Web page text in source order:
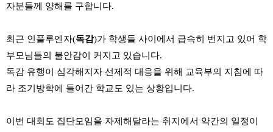
자분들께 양해를 구합니다.
최근 인플루엔자(독감)가 학생들 사이에서 급속히 번지고 있어 학
부모님들의 불안감이 커지고 있습니다.
독감 유행이 심각해지자 선제적 대응을 위해 교육부의 지침에 따
라 조기방학에 들어간 학교도 있는 상황입니다.
이번 대회도 집단모임을 자제해달라는 취지에서 약간의 일정이